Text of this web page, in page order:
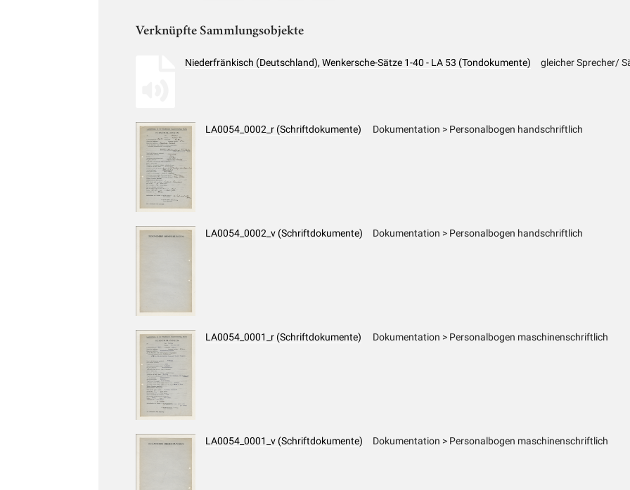
Verknüpfte Sammlungsobjekte
Niederfränkisch (Deutschland), Wenkersche-Sätze 1-40 - LA 53 (Tondokumente) gleicher Sprecher/
LA0054_0002_r (Schriftdokumente) Dokumentation > Personalbogen handschriftlich
LA0054_0002_v (Schriftdokumente) Dokumentation > Personalbogen handschriftlich
LA0054_0001_r (Schriftdokumente) Dokumentation > Personalbogen maschinenschriftlich
LA0054_0001_v (Schriftdokumente) Dokumentation > Personalbogen maschinenschriftlich